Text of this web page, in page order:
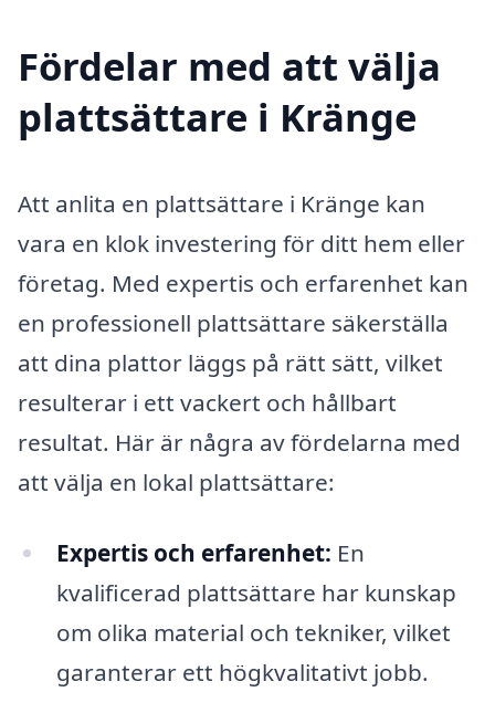
Fördelar med att välja
plattsättare i Kränge
Att anlita en plattsättare i Kränge kan
vara en klok investering för ditt hem eller
företag. Med expertis och erfarenhet kan
en professionell plattsättare säkerställa
att dina plattor läggs på rätt sätt, vilket
resulterar i ett vackert och hållbart
resultat. Här är några av fördelarna med
att välja en lokal plattsättare:
Expertis och erfarenhet: En
kvalificerad plattsättare har kunskap
om olika material och tekniker, vilket
garanterar ett högkvalitativt jobb.